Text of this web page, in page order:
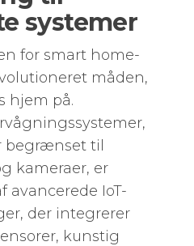
systemer
for smart home-
måden,
hjem på.
begrænset til
kameraer, er
avancerede IoT-
der integrerer
kunstig